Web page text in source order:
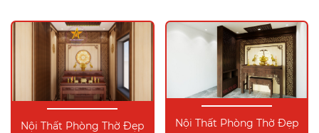
Nội Thất Phòng Thờ Đẹp Nội Thất Phòng Thờ Đẹp